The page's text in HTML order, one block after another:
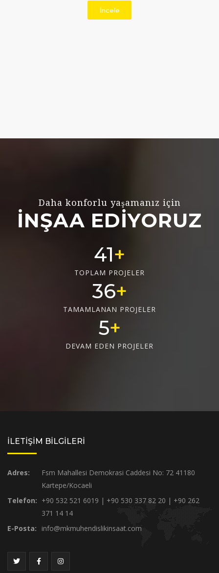
İncele
Daha konforlu yaşamanız için
İNŞAA EDİYORUZ
55
TOPLAM PROJELER
48
TAMAMLANAN PROJELER
6
DEVAM EDEN PROJELER
İLETİŞİM BİLGİLERİ
Adres:
Fsm Mahallesi Demokrasi Caddesi No: 72 41180
Kartepe/Kocaeli
Telefon: +90 532 521 6019 | +90 530 337 82 20 | +90 262
371 14 14
E-Posta:
info@mkmuhendislikinsaat.com